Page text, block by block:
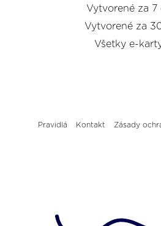
Vytvorené za 7
Vytvorené za
Všetky e-
Pravidlá Kontakt Zásady